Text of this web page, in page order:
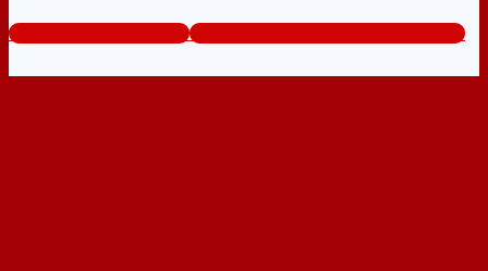
www.cuanhuavango.com Tổng đài tư vấn miễn phí: 0824.400.400